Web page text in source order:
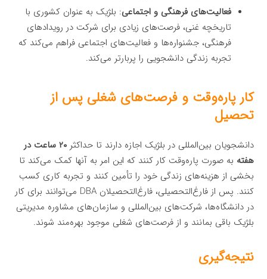
فعالیت‌های فرهنگی و اجتماعی: بلژیک به عنوان کشوری با
تاریخچه غنی، فرصت‌های زیادی برای شرکت در رویدادهای
فرهنگی، جشنواره‌ها و فعالیت‌های اجتماعی فراهم می‌کند که
تجربه زندگی دانشجویی را پربارتر می‌کند.
کار پاره‌وقت و فرصت‌های شغلی پس از
تحصیل
دانشجویان بین‌المللی در بلژیک اجازه دارند تا حداکثر
۲۰ ساعت در
هفته به صورت پاره‌وقت کار کنند که این امر به آنها کمک می‌کند تا
بخشی از هزینه‌های زندگی خود را تأمین کنند و تجربه کاری کسب
کنند. پس از فارغ‌التحصیلی، فارغ‌التحصیلان DBA می‌توانند برای کار
در دانشگاه‌ها، شرکت‌های بین‌المللی و سازمان‌های مشاوره مدیریتی
بلژیک باقی بمانند و از فرصت‌های شغلی موجود بهره‌مند شوند.
نتیجه‌گیری